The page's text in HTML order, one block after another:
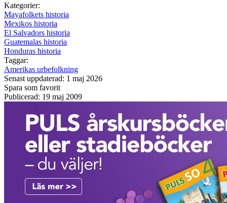
Kategorier:
Mayafolkets historia
Mexikos historia
El Salvadors historia
Guatemalas historia
Honduras historia
Taggar:
Amerikas urbefolkning
Senast uppdaterad: 1 maj 2026
Spara som favorit
Publicerad: 19 maj 2009